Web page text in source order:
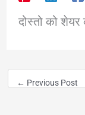
दोस्तो को
← Previous Post